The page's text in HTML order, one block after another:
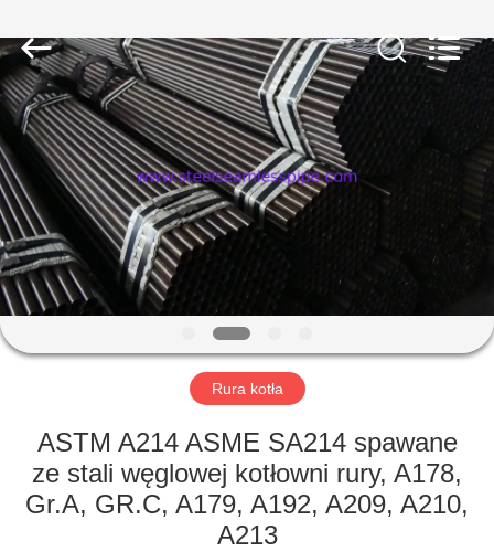
DOM
PRODUKTY
O
NAS
WYCIECZKA
FABRYCE
KONTROLA
Group
Co.,Ltd.
Rights
Reserved.
Rura kotła
ASTM A214 ASME SA214 spawane
ze stali węglowej kotłowni rury, A178,
Gr.A, GR.C, A179, A192, A209, A210,
A213